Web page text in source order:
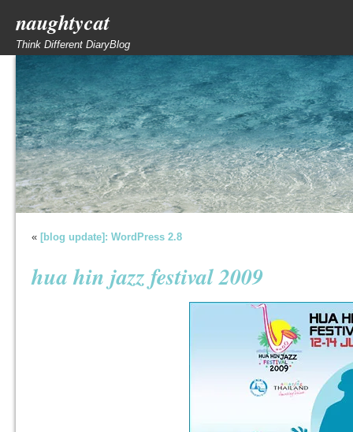
naughtycat
Think Different DiaryBlog
« [blog update]: WordPress 2.8
hua hin jazz festival 2009